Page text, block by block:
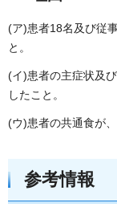
(ア)患者18名及び従
と。
(イ)患者の主症状及
したこと。
(ウ)患者の共通食が
参考情報